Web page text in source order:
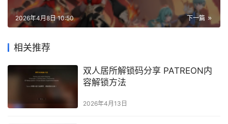
下一篇
2026年4月8日 10:50
相关推荐
双人居所解锁码分享 PATREON内
容解锁方法
2026年4月13日